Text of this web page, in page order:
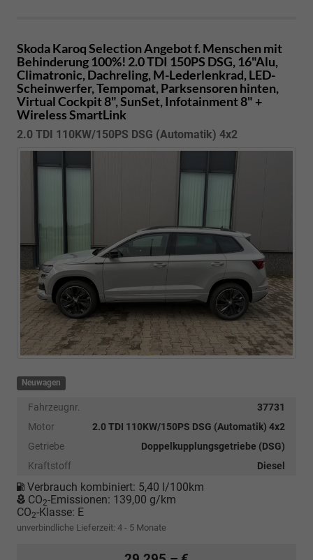
Skoda KaroqSelection Angebot f. Menschen mit
Behinderung 100%! 2.0 TDI 150PS DSG, 16"Alu,
Climatronic, Dachreling, M-Lederlenkrad, LED-
Scheinwerfer, Tempomat, Parksensoren hinten,
Virtual Cockpit 8", SunSet, Infotainment 8" +
Wireless SmartLink
2.0 TDI 110KW/150PS DSG (Automatik) 4x2
Neuwagen
Fahrzeugnr.
37731
Motor
2.0 TDI 110KW/150PS DSG (Automatik) 4x2
Getriebe
Doppelkupplungsgetriebe (DSG)
Kraftstoff
Diesel
Verbrauch kombiniert: 5,40 l/100km
CO2-Emissionen: 139,00 g/km
CO2-Klasse: E
unverbindliche Lieferzeit: 4 - 5 Monate